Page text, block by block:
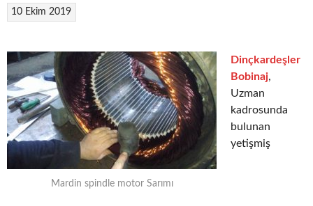
10 Ekim 2019
Mardin spindle motor Sarımı
Dinçkardeşler
Bobinaj,
Uzman
kadrosunda
bulunan
yetişmiş